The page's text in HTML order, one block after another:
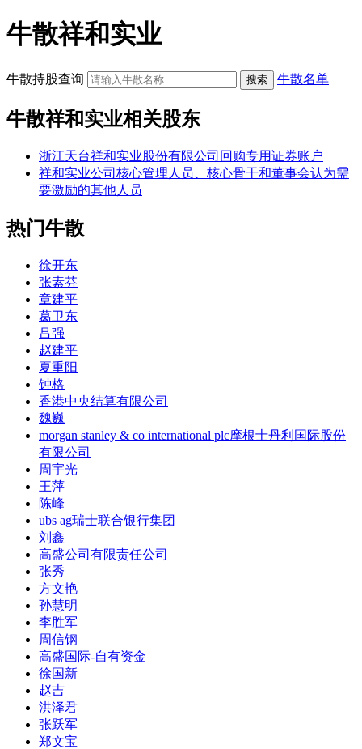
牛散祥和实业
牛散持股查询 牛散名单
牛散祥和实业相关股东
浙江天台祥和实业股份有限公司回购专用证券账户
祥和实业公司核心管理人员、核心骨干和董事会认为需
要激励的其他人员
热门牛散
徐开东
张素芬
章建平
葛卫东
吕强
赵建平
夏重阳
钟格
香港中央结算有限公司
魏巍
morgan stanley & co international plc摩根士丹利国际股份
有限公司
周宇光
王萍
陈峰
ubs ag瑞士联合银行集团
刘鑫
高盛公司有限责任公司
张秀
方文艳
孙慧明
李胜军
周信钢
高盛国际-自有资金
徐国新
赵吉
洪泽君
张跃军
郑文宝